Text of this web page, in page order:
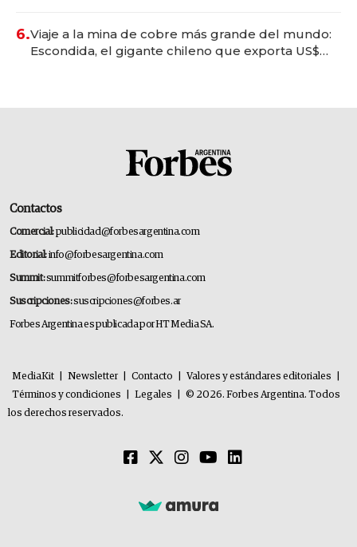
6.Viaje a la mina de cobre más grande del mundo:
Escondida, el gigante chileno que exporta US$
Contactos
Comercial:publicidad@forbesargentina.com
Editorial:info@forbesargentina.com
Summit:summitforbes@forbesargentina.com
Suscripciones:suscripciones@forbes.ar
Forbes Argentina es publicada por HT Media SA.
MediaKit Newsletter Contacto Valores y estándares editoriales
Términos y condiciones
Legales
© 2026. Forbes Argentina. Todos
los derechos reservados.